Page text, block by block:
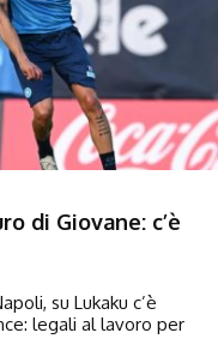
di Giovane: c’è
su Lukaku c’è
legali al lavoro per